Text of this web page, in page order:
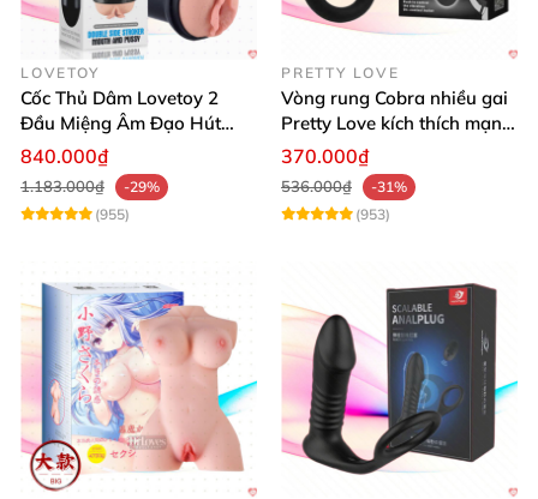
LOVETOY
Cốc Thủ Dâm Lovetoy 2
Đầu Miệng Âm Đạo Hút
Thăng Hoa
840.000₫
1.183.000₫
-29%
(955)
PRETTY LOVE
Vòng rung Cobra nhiều gai
Pretty Love kích thích mạnh
tăng khoái cảm
370.000₫
536.000₫
-31%
(953)